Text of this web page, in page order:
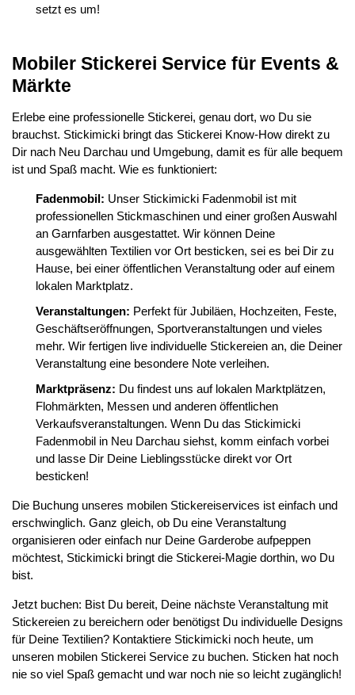
setzt es um!
Mobiler Stickerei Service für Events &
Märkte
Erlebe eine professionelle Stickerei, genau dort, wo Du sie
brauchst. Stickimicki bringt das Stickerei Know-How direkt zu
Dir nach Neu Darchau und Umgebung, damit es für alle bequem
ist und Spaß macht. Wie es funktioniert:
Fadenmobil: Unser Stickimicki Fadenmobil ist mit
professionellen Stickmaschinen und einer großen Auswahl
an Garnfarben ausgestattet. Wir können Deine
ausgewählten Textilien vor Ort besticken, sei es bei Dir zu
Hause, bei einer öffentlichen Veranstaltung oder auf einem
lokalen Marktplatz.
Veranstaltungen: Perfekt für Jubiläen, Hochzeiten, Feste,
Geschäftseröffnungen, Sportveranstaltungen und vieles
mehr. Wir fertigen live individuelle Stickereien an, die Deiner
Veranstaltung eine besondere Note verleihen.
Marktpräsenz: Du findest uns auf lokalen Marktplätzen,
Flohmärkten, Messen und anderen öffentlichen
Verkaufsveranstaltungen. Wenn Du das Stickimicki
Fadenmobil in Neu Darchau siehst, komm einfach vorbei
und lasse Dir Deine Lieblingsstücke direkt vor Ort
besticken!
Die Buchung unseres mobilen Stickereiservices ist einfach und
erschwinglich. Ganz gleich, ob Du eine Veranstaltung
organisieren oder einfach nur Deine Garderobe aufpeppen
möchtest, Stickimicki bringt die Stickerei-Magie dorthin, wo Du
bist.
Jetzt buchen: Bist Du bereit, Deine nächste Veranstaltung mit
Stickereien zu bereichern oder benötigst Du individuelle Designs
für Deine Textilien? Kontaktiere Stickimicki noch heute, um
unseren mobilen Stickerei Service zu buchen. Sticken hat noch
nie so viel Spaß gemacht und war noch nie so leicht zugänglich!